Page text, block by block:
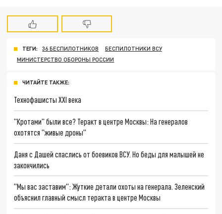
ТЕГИ: 36 БЕСПИЛОТНИКОВ
БЕСПИЛОТНИКИ ВСУ
МИНИСТЕРСТВО ОБОРОНЫ РОССИИ
ЧИТАЙТЕ ТАКЖЕ:
Технофашисты XXI века
"Кротами" были все? Теракт в центре Москвы: На генералов
охотятся "живые дроны"
Даня с Дашей спаслись от боевиков ВСУ. Но беды для малышей не
закончились
"Мы вас заставим": Жуткие детали охоты на генерала. Зеленский
объяснил главный смысл теракта в центре Москвы